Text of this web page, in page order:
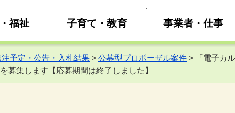
福祉 子育て・教育 事業者・仕事
注予定・公告・入札結果 > 公募型プロポーザル案件 > 「電子カ
募集します【応募期間は終了しました】